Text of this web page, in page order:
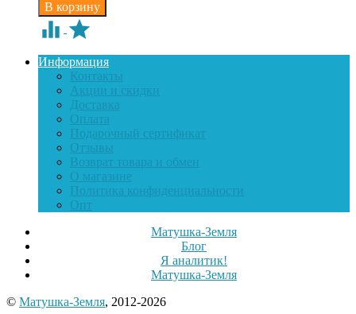
Информация
Контакты
Акции и скидки
Доставка
Оплата
Подарочный сертификат
Отзывы
Возврат товара и обмен
О магазине
Политика конфиденциальности
Опт
Матушка-Земля
Блог
Я аналитик!
Матушка-Земля
© Матушка-Земля, 2012-2026